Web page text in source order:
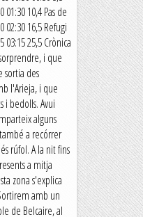
01:30 10,4 Pas de
02:30 16,5 Refugi
03:15 25,5 Crònica
i que
sortia des
l'Arieja, i que
i bedolls. Avui
alguns
a recórrer
rúfol. A la nit fins
a mitja
zona s'explica
amb un
de Belcaire, al